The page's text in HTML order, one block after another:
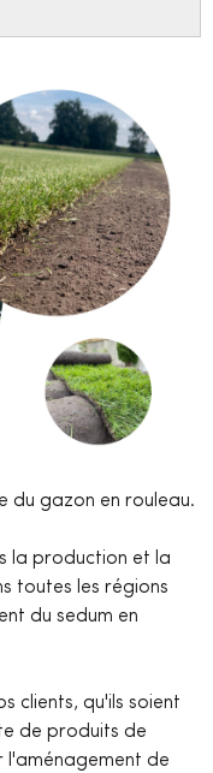
du gazon en rouleau.
la production et la
toutes les régions
du sedum en
clients, qu'ils soient
de produits de
l'aménagement de